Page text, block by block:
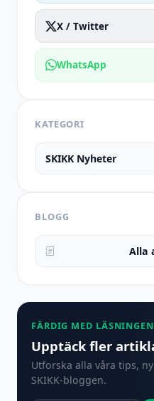
X / Twitter
WhatsApp
KATEGORI
SKIKK Nyheter
BLOGG
Alla
FÄRDIG MED
Upptäck fler
Utforska alla våra tips,
SKIKK-bloggen.